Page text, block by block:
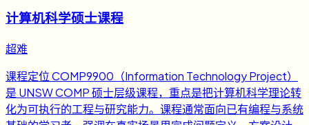
计算机科学硕士课程
超难
课程定位 COMP9900（Information Technology Project）
是 UNSW COMP 硕士层级课程，重点是把计算机科学理论转
化为可执行的工程与研究能力。课程通常面向已有编程与系统